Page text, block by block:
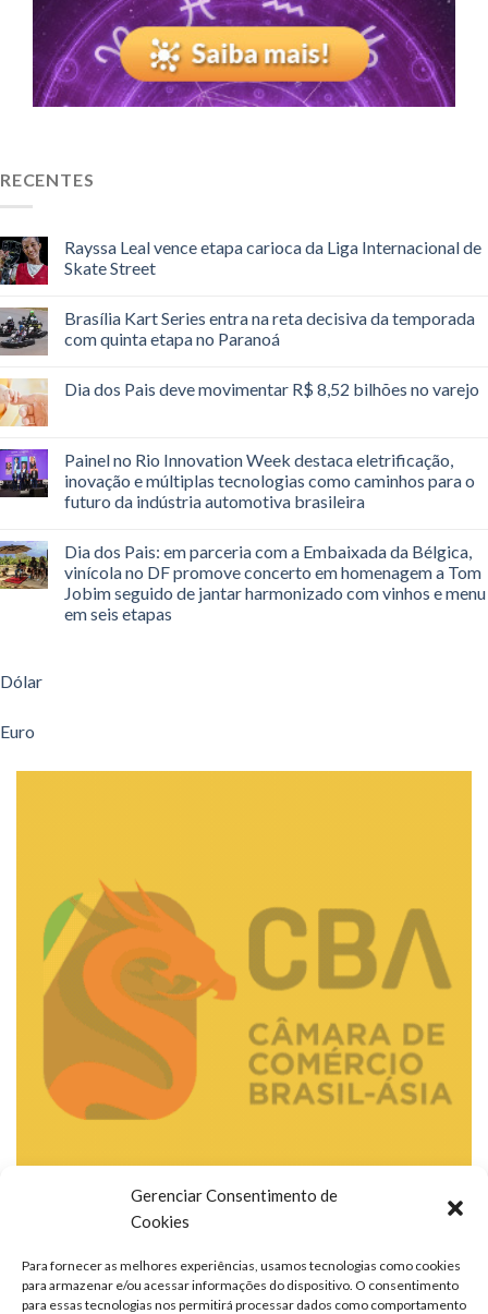
Gerenciar Consentimento de
Cookies
Para fornecer as melhores experiências, usamos tecnologias como cookies
para armazenar e/ou acessar informações do dispositivo. O consentimento
para essas tecnologias nos permitirá processar dados como comportamento
RECENTES
Rayssa Leal vence etapa carioca da Liga Internacional de
Skate Street
Brasília Kart Series entra na reta decisiva da temporada
com quinta etapa no Paranoá
Dia dos Pais deve movimentar R$ 8,52 bilhões no varejo
Painel no Rio Innovation Week destaca eletrificação,
inovação e múltiplas tecnologias como caminhos para o
futuro da indústria automotiva brasileira
Dia dos Pais: em parceria com a Embaixada da Bélgica,
vinícola no DF promove concerto em homenagem a Tom
Jobim seguido de jantar harmonizado com vinhos e menu
em seis etapas
Dólar
Euro